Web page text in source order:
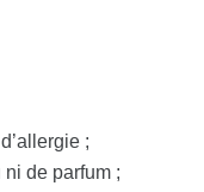
;
ni de parfum ;